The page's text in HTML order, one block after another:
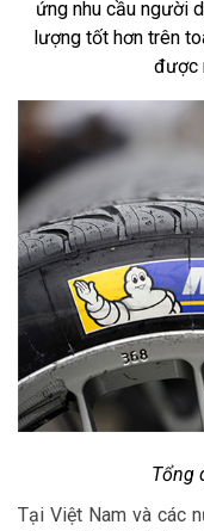
ứng nhu cầu người
lượng tốt hơn trên
được
Tổng
Tại Việt Nam và các